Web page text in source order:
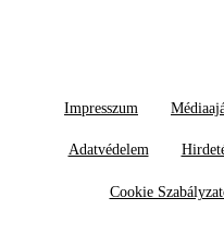
Impresszum
Adatvédelem
Cookie